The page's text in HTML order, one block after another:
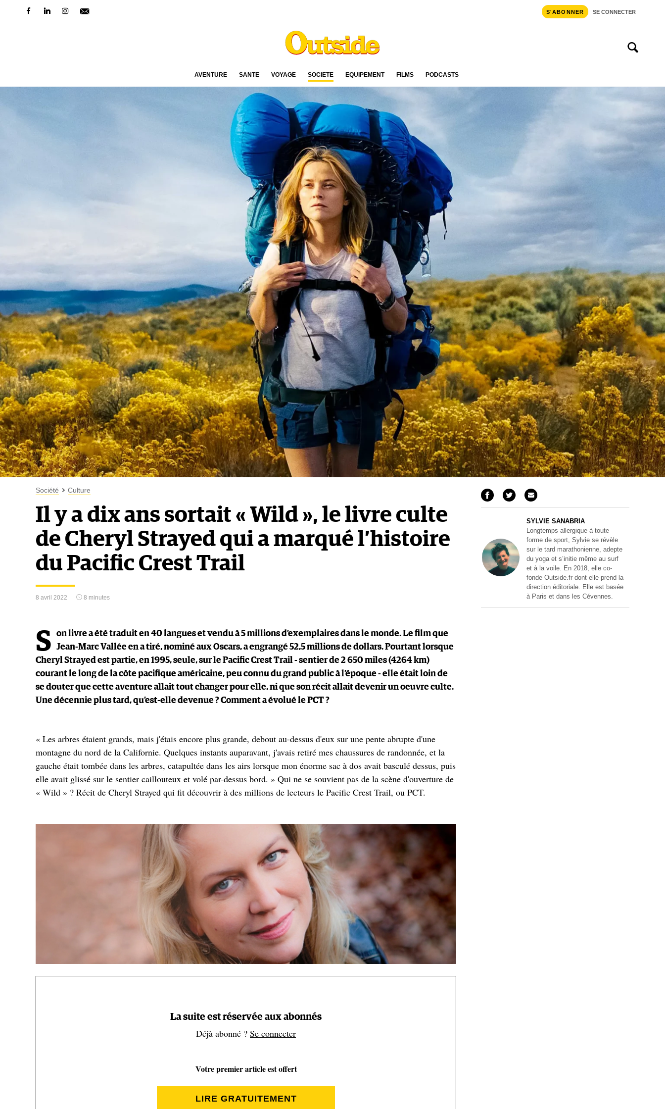
S'ABONNER SE CONNECTER
AVENTURE SANTÉ VOYAGE SOCIÉTÉ ÉQUIPEMENT FILMS PODCASTS
Société Culture
Il y a dix ans sortait « Wild », le livre culte
de Cheryl Strayed qui a marqué l’histoire
du Pacific Crest Trail
8 avril 2022 8 minutes
SYLVIE SANABRIA
Longtemps allergique à toute
forme de sport, Sylvie se révèle
sur le tard marathonienne, adepte
du yoga et s’initie même au surf
et à la voile. En 2018, elle co-
fonde Outside.fr dont elle prend la
direction éditoriale. Elle est basée
à Paris et dans les Cévennes.
S
on livre a été traduit en 40 langues et vendu à 5 millions d’exemplaires dans le monde. Le film que
Jean-Marc Vallée en a tiré, nominé aux Oscars, a engrangé 52,5 millions de dollars. Pourtant lorsque
Cheryl Strayed est partie, en 1995, seule, sur le Pacific Crest Trail - sentier de 2 650 miles (4264 km)
courant le long de la côte pacifique américaine, peu connu du grand public à l’époque - elle était loin de
se douter que cette aventure allait tout changer pour elle, ni que son récit allait devenir un oeuvre culte.
Une décennie plus tard, qu’est-elle devenue ? Comment a évolué le PCT ?
« Les arbres étaient grands, mais j'étais encore plus grande, debout au-dessus d'eux sur une pente abrupte d'une
montagne du nord de la Californie. Quelques instants auparavant, j'avais retiré mes chaussures de randonnée, et la
gauche était tombée dans les arbres, catapultée dans les airs lorsque mon énorme sac à dos avait basculé dessus, puis
elle avait glissé sur le sentier caillouteux et volé par-dessus bord. » Qui ne se souvient pas de la scène d'ouverture de
« Wild » ? Récit de Cheryl Strayed qui fit découvrir à des millions de lecteurs le Pacific Crest Trail, ou PCT.
La suite est réservée aux abonnés
Déjà abonné ? Se connecter
Votre premier article est offert
LIRE GRATUITEMENT